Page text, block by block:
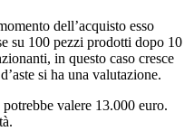
dell’acquisto esso
su 100 pezzi prodotti dopo 10
in questo caso cresce
si ha una valutazione.
valere 13.000 euro.